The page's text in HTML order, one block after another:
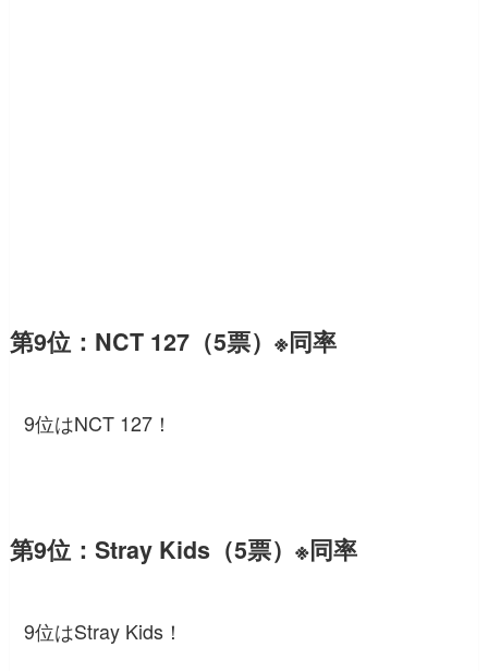
第9位：NCT 127（5票）※同率
9位はNCT 127！
第9位：Stray Kids（5票）※同率
9位はStray Kids！